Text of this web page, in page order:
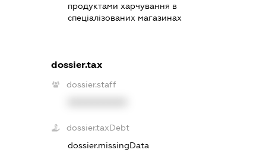
продуктами харчування в
спеціалізованих магазинах
dossier.tax
dossier.staff
dossier.taxDebt
dossier.missingData